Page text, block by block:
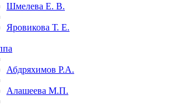
Шмелева Е. В.
Яровикова Т. Е.
Абдряхимов Р.А.
Алашеева М.П.